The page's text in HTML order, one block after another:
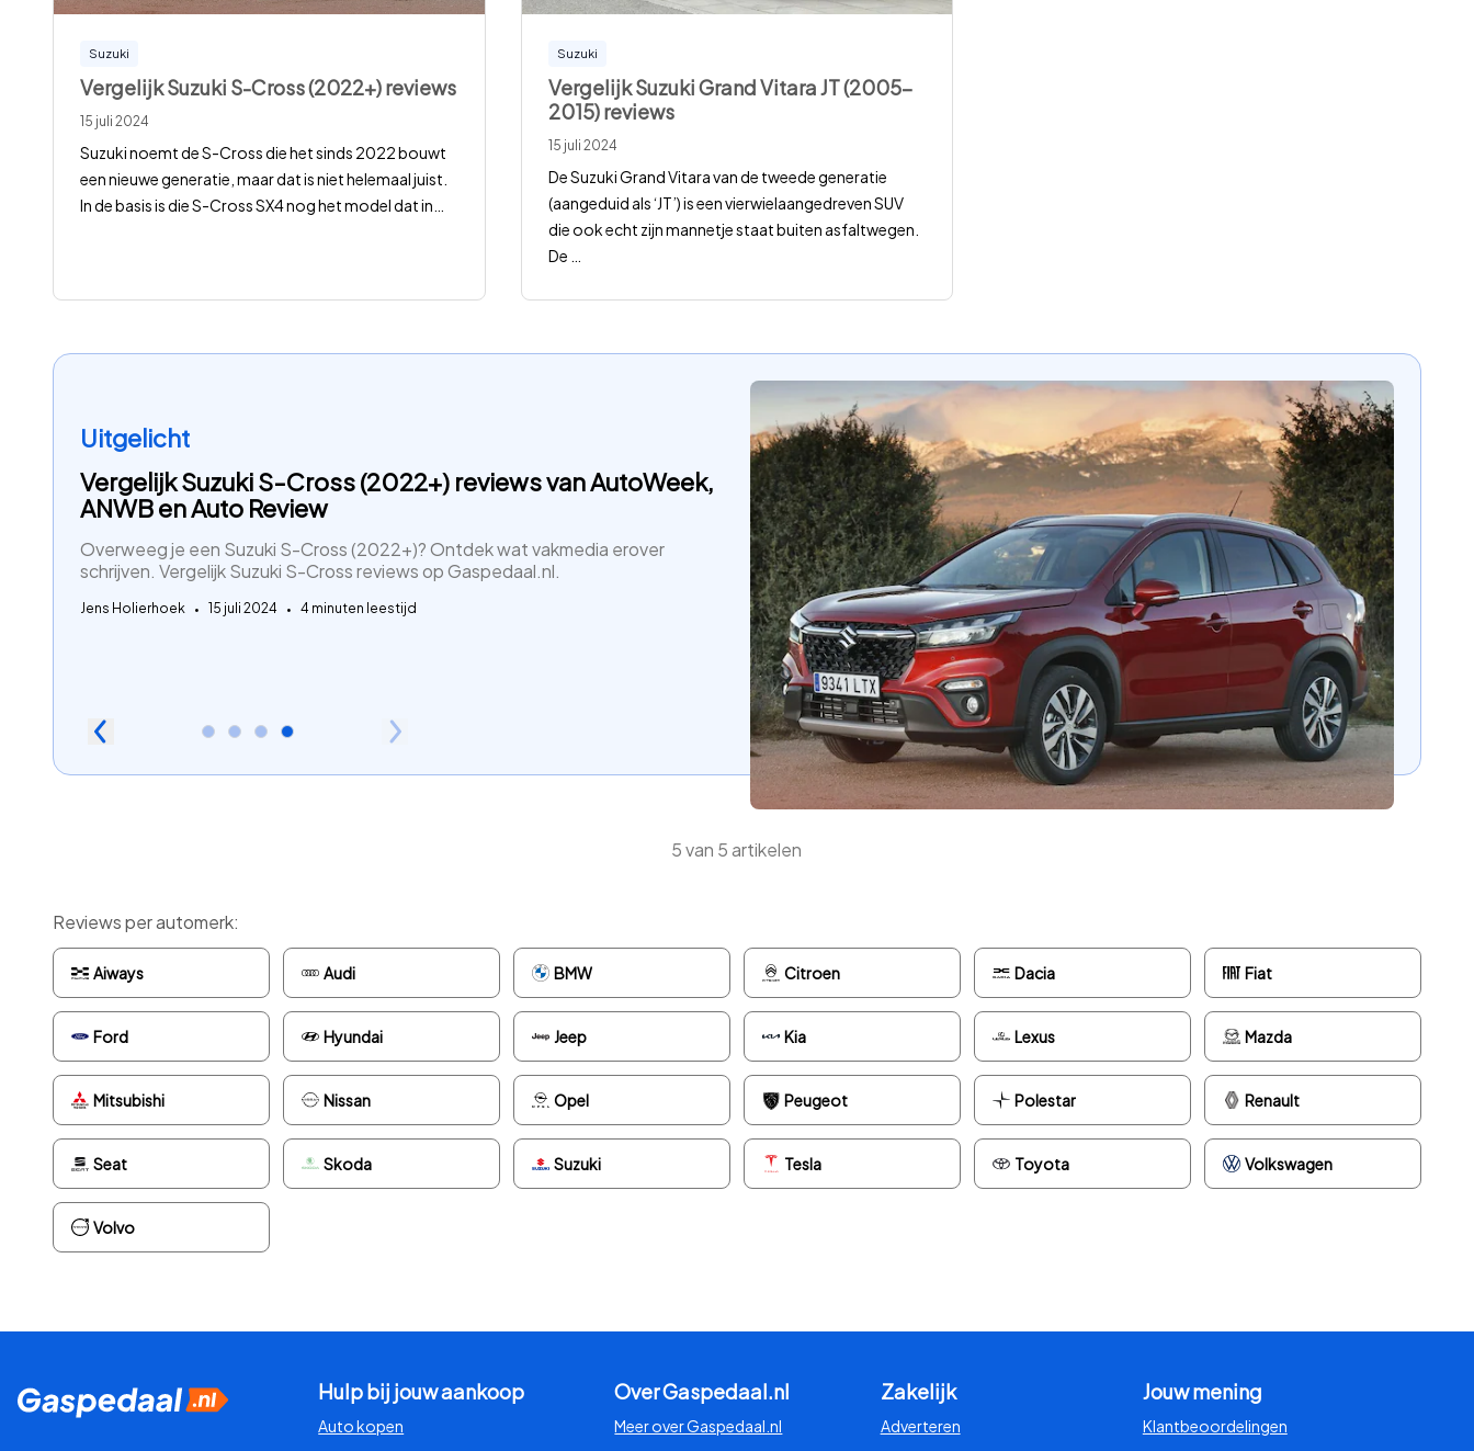
Suzuki
Vergelijk Suzuki S-Cross (2022+) reviews
15 juli 2024
Suzuki noemt de S-Cross die het sinds 2022 bouwt
een nieuwe generatie, maar dat is niet helemaal juist.
In de basis is die S-Cross SX4 nog het model dat in
Suzuki
Vergelijk Suzuki Grand Vitara JT (2005-
2015) reviews
15 juli 2024
De Suzuki Grand Vitara van de tweede generatie
(aangeduid als ‘JT’) is een vierwielaangedreven SUV
die ook echt zijn mannetje staat buiten asfaltwegen.
De
Uitgelicht
Vergelijk Suzuki S-Cross (2022+) reviews van AutoWeek,
ANWB en Auto Review
Overweeg je een Suzuki S-Cross (2022+)? Ontdek wat vakmedia erover
schrijven. Vergelijk Suzuki S-Cross reviews op Gaspedaal.nl.
Jens Holierhoek 15 juli 2024 4 minuten leestijd
5van 5artikelen
Reviews per automerk:
Aiways Audi BMW Citroen Dacia Fiat
Ford Hyundai Jeep Kia Lexus Mazda
Mitsubishi Nissan Opel Peugeot Polestar Renault
Seat Skoda Suzuki Tesla Toyota Volkswagen
Volvo
Hulp bij jouw aankoop
Auto kopen
Over Gaspedaal.nl
Meer over Gaspedaal.nl
Zakelijk
Adverteren
Jouw mening
Klantbeoordelingen